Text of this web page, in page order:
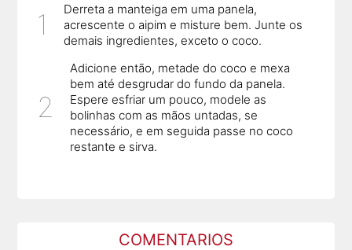
Derreta a manteiga em uma panela,
acrescente o aipim e misture bem. Junte os
demais ingredientes, exceto o coco.
Adicione então, metade do coco e mexa
bem até desgrudar do fundo da panela.
Espere esfriar um pouco, modele as
bolinhas com as mãos untadas, se
necessário, e em seguida passe no coco
restante e sirva.
COMENTARIOS